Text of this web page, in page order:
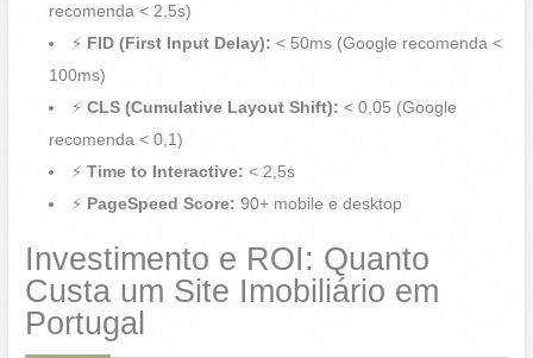
recomenda < 2,5s)
⚡ FID (First Input Delay): < 50ms (Google recomenda <
100ms)
⚡ CLS (Cumulative Layout Shift): < 0,05 (Google
recomenda < 0,1)
⚡ Time to Interactive: < 2,5s
⚡ PageSpeed Score: 90+ mobile e desktop
Investimento e ROI: Quanto
Custa um Site Imobiliário em
Portugal